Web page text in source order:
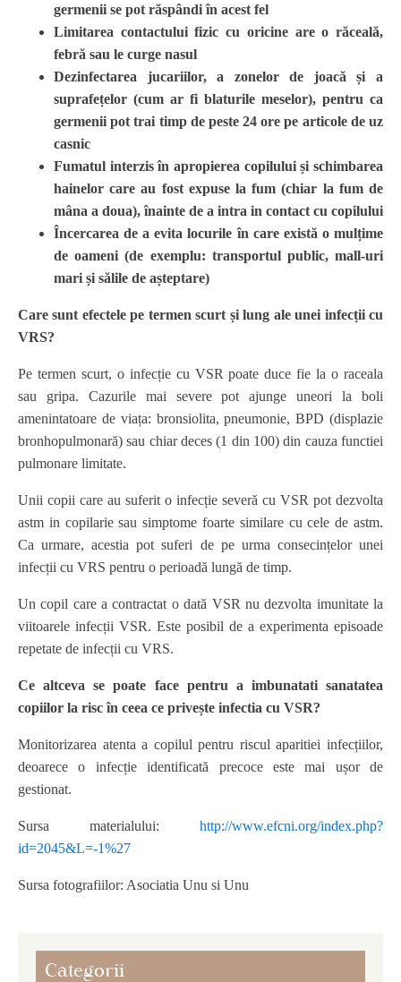
Categorii
germenii se pot răspândi în acest fel
Limitarea contactului fizic cu oricine are o răceală,
febră sau le curge nasul
Dezinfectarea jucariilor, a zonelor de joacă și a
suprafețelor (cum ar fi blaturile meselor), pentru ca
germenii pot trai timp de peste 24 ore pe articole de uz
casnic
Fumatul interzis în apropierea copilului și schimbarea
hainelor care au fost expuse la fum (chiar la fum de
mâna a doua), înainte de a intra in contact cu copilului
Încercarea de a evita locurile în care există o mulțime
de oameni (de exemplu: transportul public, mall-uri
mari și sălile de așteptare)
Care sunt efectele pe termen scurt și lung ale unei infecții cu
VRS?
Pe termen scurt, o infecție cu VSR poate duce fie la o raceala
sau gripa. Cazurile mai severe pot ajunge uneori la boli
amenintatoare de viața: bronsiolita, pneumonie, BPD (displazie
bronhopulmonară) sau chiar deces (1 din 100) din cauza functiei
pulmonare limitate.
Unii copii care au suferit o infecție severă cu VSR pot dezvolta
astm in copilarie sau simptome foarte similare cu cele de astm.
Ca urmare, acestia pot suferi de pe urma consecințelor unei
infecții cu VRS pentru o perioadă lungă de timp.
Un copil care a contractat o dată VSR nu dezvolta imunitate la
viitoarele infecții VSR. Este posibil de a experimenta episoade
repetate de infecții cu VRS.
Ce altceva se poate face pentru a imbunatati sanatatea
copiilor la risc în ceea ce privește infectia cu VSR?
Monitorizarea atenta a copilul pentru riscul aparitiei infecțiilor,
deoarece o infecție identificată precoce este mai ușor de
gestionat.
Sursa materialului: http://www.efcni.org/index.php?
id=2045&L=-1%27
Sursa fotografiilor: Asociatia Unu si Unu